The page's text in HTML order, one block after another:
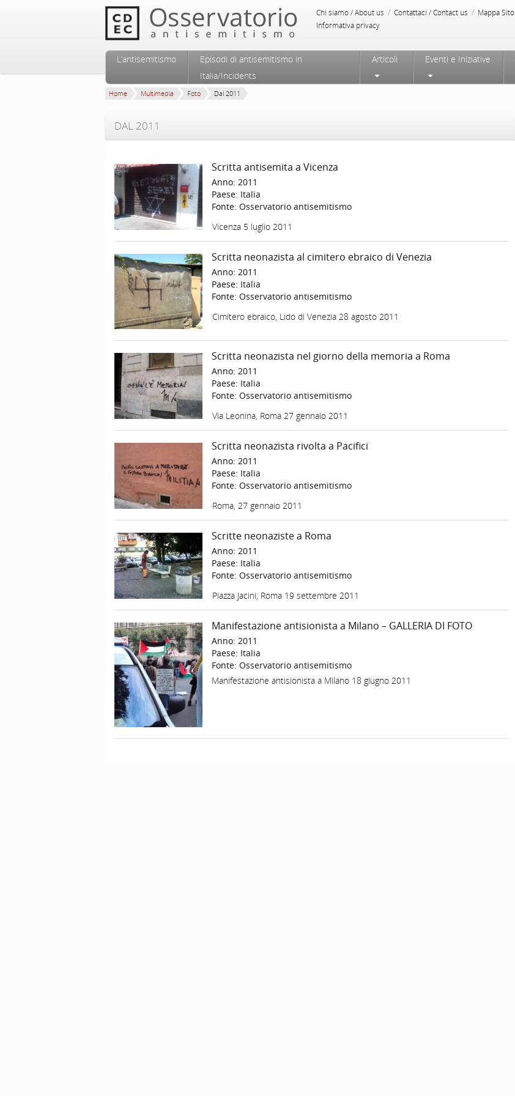
Chi siamo / About us / Contattaci / Contact us / Mappa Sito
Informativa privacy
Menu principale
Vai al contenuto principale
Vai al contenuto secondario
L’antisemitismo
Episodi di antisemitismo in
Italia/Incidents
Articoli Eventi e Iniziative
Home Multimedia Foto Dal 2011
DAL 2011
Scritta antisemita a Vicenza
Anno: 2011
Paese: Italia
Fonte: Osservatorio antisemitismo
Vicenza 5 luglio 2011
Scritta neonazista al cimitero ebraico di Venezia
Anno: 2011
Paese: Italia
Fonte: Osservatorio antisemitismo
Cimitero ebraico, Lido di Venezia 28 agosto 2011
Scritta neonazista nel giorno della memoria a Roma
Anno: 2011
Paese: Italia
Fonte: Osservatorio antisemitismo
Via Leonina, Roma 27 gennaio 2011
Scritta neonazista rivolta a Pacifici
Anno: 2011
Paese: Italia
Fonte: Osservatorio antisemitismo
Roma, 27 gennaio 2011
Scritte neonaziste a Roma
Anno: 2011
Paese: Italia
Fonte: Osservatorio antisemitismo
Piazza Jacini, Roma 19 settembre 2011
Manifestazione antisionista a Milano – GALLERIA DI FOTO
Anno: 2011
Paese: Italia
Fonte: Osservatorio antisemitismo
Manifestazione antisionista a Milano 18 giugno 2011